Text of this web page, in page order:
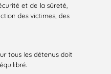
et de la sûreté,
des victimes, des
tous les détenus doit